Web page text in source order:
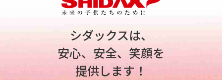
シダックスは、
安心、安全、笑顔を
提供します！